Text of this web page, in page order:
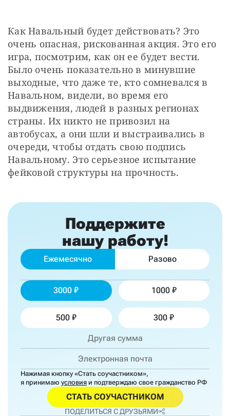
Как Навальный будет действовать? Это
очень опасная, рискованная акция. Это его
игра, посмотрим, как он ее будет вести.
Было очень показательно в минувшие
выходные, что даже те, кто сомневался в
Навальном, видели, во время его
выдвижения, людей в разных регионах
страны. Их никто не привозил на
автобусах, а они шли и выстраивались в
очереди, чтобы отдать свою подпись
Навальному. Это серьезное испытание
фейковой структуры на прочность.
Поддержите
нашу работу!
Ежемесячно Разово
3000 1000
500 300
Нажимая кнопку «Стать соучастником»,
я принимаю условия и подтверждаю свое гражданство РФ
СТАТЬ СОУЧАСТНИКОМ
ПОДЕЛИТЬСЯ С ДРУЗЬЯМИ